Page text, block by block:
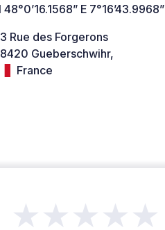
48°0’16.1568” E 7°16’43.9968”
Rue des Forgerons
Gueberschwihr,
France
★★★★★